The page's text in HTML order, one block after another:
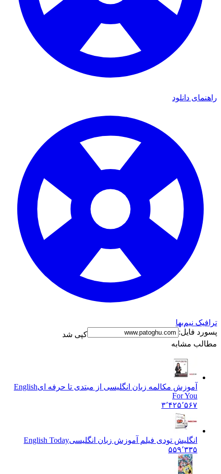
راهنمای دانلود
ترافیک نیم‌بها
پسورد فایل:
کپی شد
مطالب مشابه
آموزش مکالمه زبان انگلیسی از مبتدی تا حرفه ایEnglish
For You
۳٬۴۲۵٬۵۶۷
انگلیش تودی فیلم آموزش زبان انگليسیEnglish Today
۵۵۹٬۳۳۵